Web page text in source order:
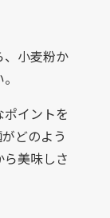
、小麦粉か
イントを
どのよう
美味しさ